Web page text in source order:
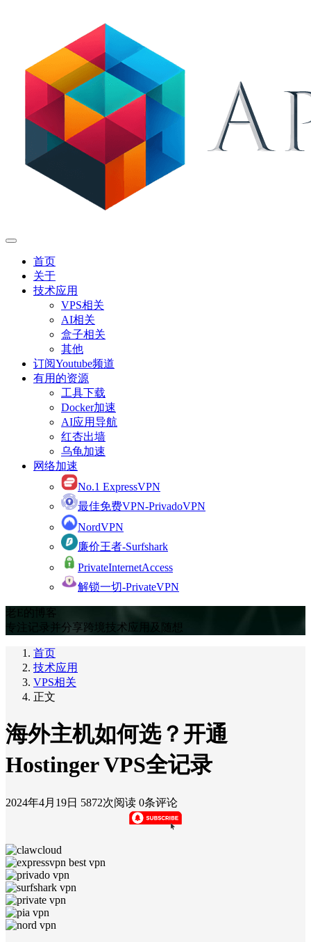
首页
关于
技术应用
VPS相关
AI相关
盒子相关
其他
订阅Youtube频道
有用的资源
工具下载
Docker加速
AI应用导航
红杏出墙
乌龟加速
网络加速
No.1 ExpressVPN
最佳免费VPN-PrivadoVPN
NordVPN
廉价王者-Surfshark
PrivateInternetAccess
解锁一切-PrivateVPN
老E的博客
专注记录并分享跨境技术应用及随想
首页
技术应用
VPS相关
正文
海外主机如何选？开通
Hostinger VPS全记录
2024年4月19日 5872次阅读 0条评论